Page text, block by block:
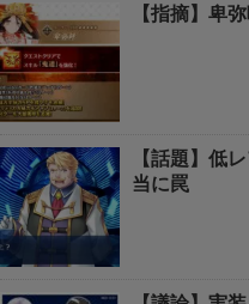
【指摘】卑
【話題】低
当に罠